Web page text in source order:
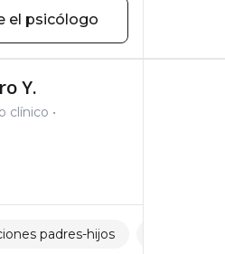
el psicólogo
Y.
clínico
padres-hijos